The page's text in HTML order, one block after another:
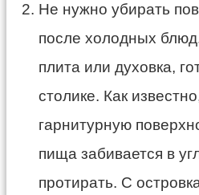
Не нужно убирать
после холодных
плита или духовка,
столике. Как
гарнитурную
пища забивается в
протирать. С